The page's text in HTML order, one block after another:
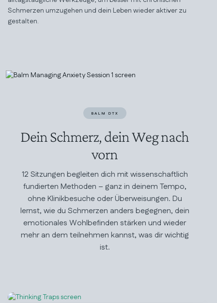
Schmerzen umzugehen und dein Leben wieder aktiver zu
gestalten.
BALM DTX
Dein Schmerz, dein Weg nach
vorn
12 Sitzungen begleiten dich mit wissenschaftlich
fundierten Methoden – ganz in deinem Tempo,
ohne Klinikbesuche oder Überweisungen. Du
lernst, wie du Schmerzen anders begegnen, dein
emotionales Wohlbefinden stärken und wieder
mehr an dem teilnehmen kannst, was dir wichtig
ist.